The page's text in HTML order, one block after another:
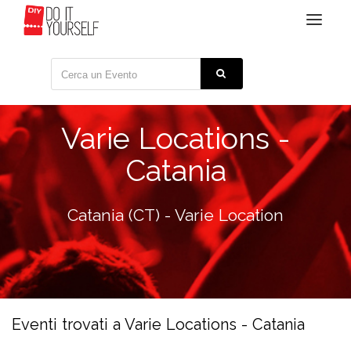
Toggle
Varie Locations -
Catania
Catania (CT) - Varie Location
Eventi trovati a Varie Locations - Catania